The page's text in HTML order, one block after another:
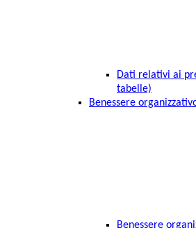
Dati relativi ai
tabelle)
Benessere
Benessere